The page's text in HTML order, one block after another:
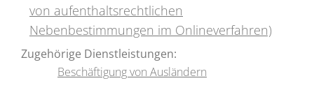
von aufenthaltsrechtlichen
Nebenbestimmungen im Onlineverfahren)
Zugehörige Dienstleistungen:
Beschäftigung von Ausländern